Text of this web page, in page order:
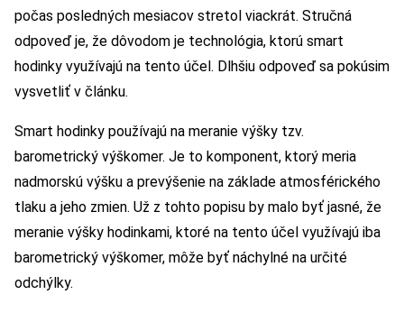
počas posledných mesiacov stretol viackrát. Stručná
odpoveď je, že dôvodom je technológia, ktorú smart
hodinky využívajú na tento účel. Dlhšiu odpoveď sa pokúsim
vysvetliť v článku.
Smart hodinky používajú na meranie výšky tzv.
barometrický výškomer. Je to komponent, ktorý meria
nadmorskú výšku a prevýšenie na základe atmosférického
tlaku a jeho zmien. Už z tohto popisu by malo byť jasné, že
meranie výšky hodinkami, ktoré na tento účel využívajú iba
barometrický výškomer, môže byť náchylné na určité
odchýlky.